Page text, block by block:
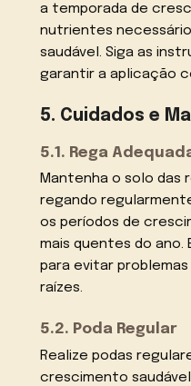
a temporada de
nutrientes
saudável. Siga as
garantir a aplicação
5. Cuidados e
5.1. Rega
Mantenha o solo das
regando
os períodos de
mais quentes do ano.
para evitar
raízes.
5.2. Poda Regular
Realize podas
crescimento